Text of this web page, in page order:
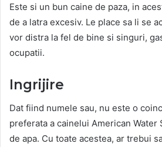
Este si un bun caine de paza, in
de a latra excesiv. Le place sa li se
vor distra la fel de bine si singuri,
ocupatii.
Ingrijire
Dat fiind numele sau, nu este o
preferata a cainelui American Water
de apa. Cu toate acestea, ar trebui